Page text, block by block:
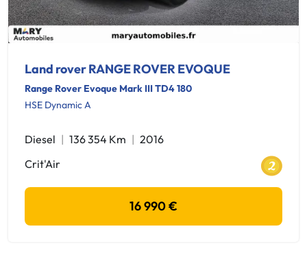
Land rover RANGE ROVER EVOQUE
Range Rover Evoque Mark III TD4 180
HSE Dynamic A
Diesel 136 354 Km
2016
Crit'Air
16 990 €